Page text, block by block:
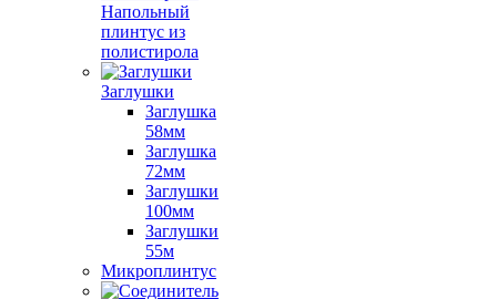
Напольный
плинтус из
полистирола
Заглушки
Заглушка
58мм
Заглушка
72мм
Заглушки
100мм
Заглушки
55м
Микроплинтус